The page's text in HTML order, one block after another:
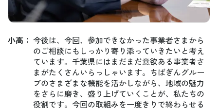
小高 ： 今後は、今回、参加できなかった事業者さまから
のご相談にもしっかり寄り添っていきたいと考え
ています。千葉県にはまだまだ意欲ある事業者さ
まがたくさんいらっしゃいます。ちばぎんグルー
プのさまざまな機能を活かしながら、地域の魅力
をさらに磨き、盛り上げていくことが、私たちの
役割です。今回の取組みを一度きりで終わらせる